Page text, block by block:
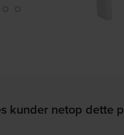
kunder netop dette